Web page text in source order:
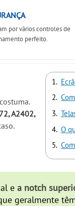
por vários controles de
perfeito.
O
A2402,
ea notch
geralmente